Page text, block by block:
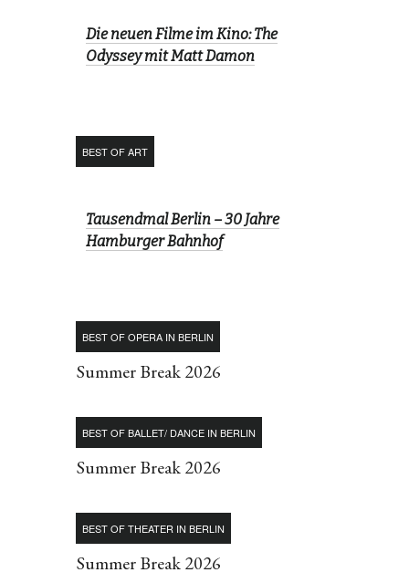
Die neuen Filme im Kino: The
Odyssey mit Matt Damon
BEST OF ART
Tausendmal Berlin – 30 Jahre
Hamburger Bahnhof
BEST OF OPERA IN BERLIN
Summer Break 2026
BEST OF BALLET/ DANCE IN BERLIN
Summer Break 2026
BEST OF THEATER IN BERLIN
Summer Break 2026